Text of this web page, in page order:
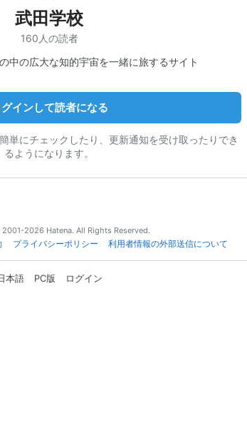
武田学校
160人の読者
中の広大な知的宇宙を一緒に旅するサイト
グインして読者になる
単にチェックしたり、更新通知を受け取ったりでき
るようになります。
2026 Hatena. All Rights Reserved.
プライバシーポリシー 利用者情報の外部送信について
本語 PC版 ログイン